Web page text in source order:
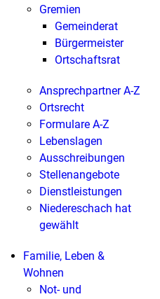
Gremien
Gemeinderat
Bürgermeister
Ortschaftsrat
Ansprechpartner A-Z
Ortsrecht
Formulare A-Z
Lebenslagen
Ausschreibungen
Stellenangebote
Dienstleistungen
Niedereschach hat
gewählt
Familie, Leben &
Wohnen
Not- und